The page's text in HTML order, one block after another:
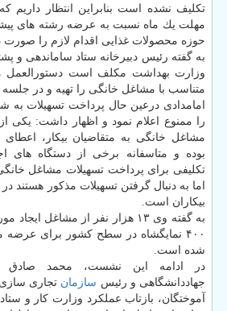
تكلیف نشده است بنابراین انتظار
مهلت یك ماه نسبت به عرضه رشته های
حوزه محصولات غذایی اقدام لازم را صورت
به گفته رئیس دبیرخانه ستاد ساماندهی و
وزارت بهداشت مكلف است دستورالعمل
متناسب با مشاغل خانگی را تهیه و در
امامدادی درعین حال پرداخت تسهیلات به
را ممنوع اعلام نمود و اظهار داشت: یكی
مشاغل خانگی به متقاضیان بیكار، اعطای
بوده و متاسفانه برخی از دستگاه های
تكلیفی برای پرداخت تسهیلات مشاغل
اما به دنبال گرفتن تسهیلات مذكور هستند
بیكاران است.
به گفته وی ۱۳ هزار نفر از مشاغل
۴۰۰ نمایگشاه در سطح كشور برای
شده است.
در ادامه این نشست، محمد صادق
جهاددانشگاهی و رئیس سازمان تجاری
آموختگان، بازتاب عملكرد وزارت كار و